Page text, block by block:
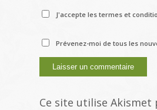
J'accepte les termes et
Prévenez-moi de tous les
Ce site utilise